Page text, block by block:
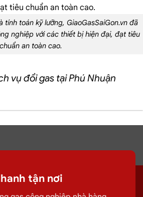
tính toán kỹ lưỡng, GiaoGasSaiGon.vn đã
nghiệp với các thiết bị hiện đại, đạt tiêu
chuẩn an toàn cao.
vụ đổi gas tại Phú Nhuận
tận nơi